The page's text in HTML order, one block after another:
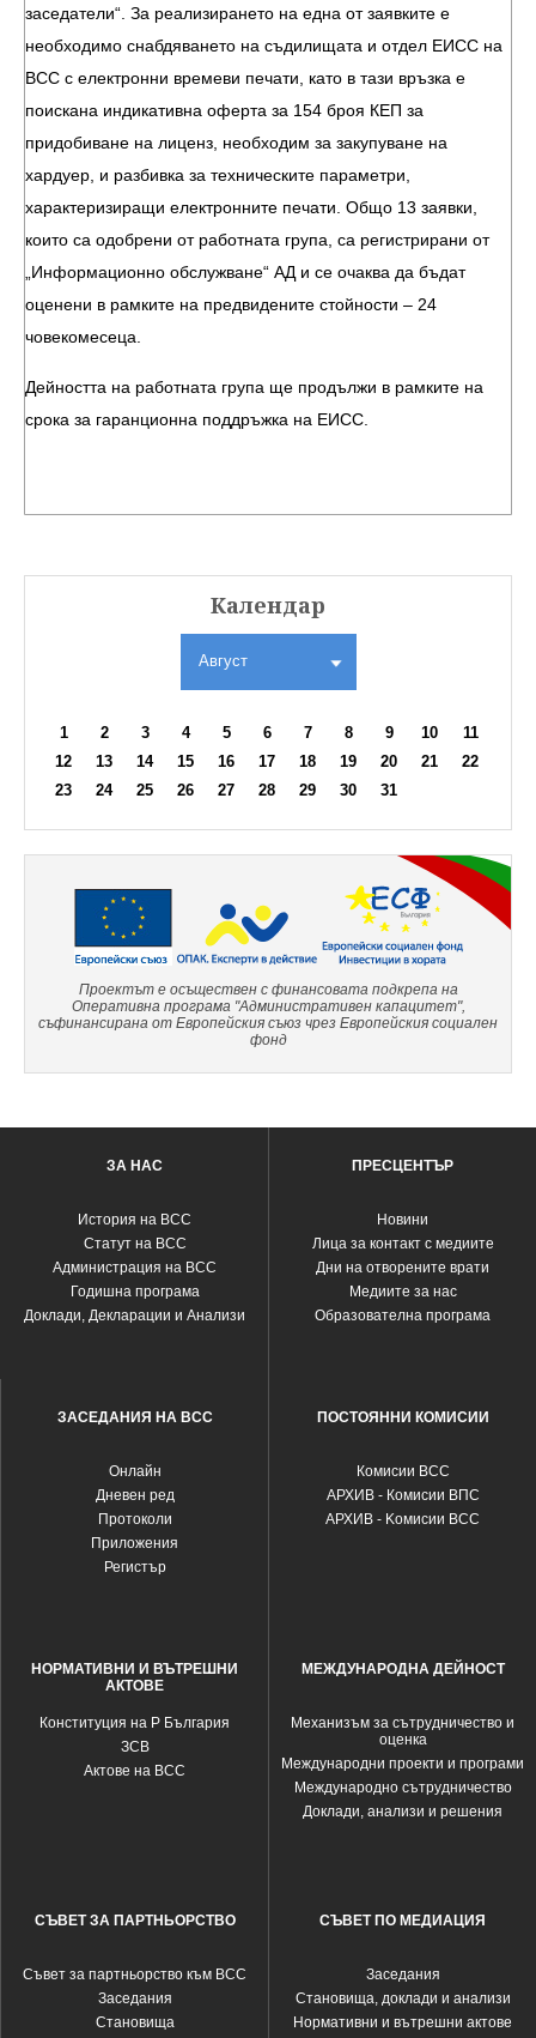
заседатели“. За реализирането на една от заявките е
необходимо снабдяването на съдилищата и отдел ЕИСС на
ВСС с електронни времеви печати, като в тази връзка е
поискана индикативна оферта за 154 броя КЕП за
придобиване на лиценз, необходим за закупуване на
хардуер, и разбивка за техническите параметри,
характеризиращи електронните печати. Общо 13 заявки,
които са одобрени от работната група, са регистрирани от
„Информационно обслужване“ АД и се очаква да бъдат
оценени в рамките на предвидените стойности – 24
човекомесеца.
Дейността на работната група ще продължи в рамките на
срока за гаранционна поддръжка на ЕИСС.
Календар
Август
1 2 3 4 5 6 7 8 9 10
11
12
13 14 15 16 17 18 19 20 21
22
23
24 25 26 27 28 29 30 31
Проектът е осъществен с финансовата подкрепа на
Оперативна програма "Административен капацитет",
съфинансирана от Европейския съюз чрез Европейския социален
фонд
ЗА НАС
История на ВСС
Статут на ВСС
Администрация на ВСС
Годишна програма
Доклади, Декларации и Анализи
ПРЕСЦЕНТЪР
Новини
Лица за контакт с медиите
Дни на отворените врати
Медиите за нас
Образователна програма
ЗАСЕДАНИЯ НА ВСС
Oнлайн
Дневен ред
Протоколи
Приложения
Регистър
ПОСТОЯННИ КОМИСИИ
Комисии ВСС
АРХИВ - Комисии ВПС
АРХИВ - Kомисии ВСС
НОРМАТИВНИ И ВЪТРЕШНИ
АКТОВЕ
Конституция на Р България
ЗСВ
Актове на ВСС
МЕЖДУНАРОДНА ДЕЙНОСТ
Механизъм за сътрудничество и
оценка
Международни проекти и програми
Международно сътрудничество
Доклади, анализи и решения
СЪВЕТ ЗА ПАРТНЬОРСТВО
Съвет за партньорство към ВСС
Заседания
Становища
СЪВЕТ ПО МЕДИАЦИЯ
Заседания
Становища, доклади и анализи
Нормативни и вътрешни актове